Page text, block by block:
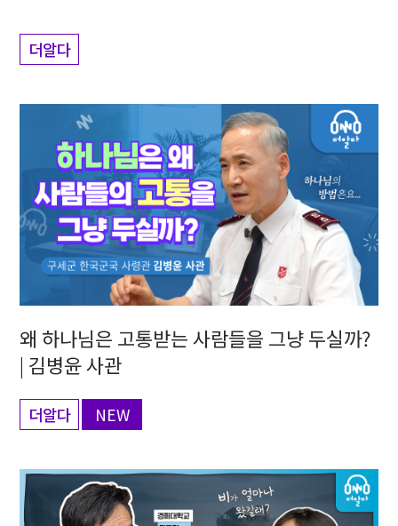
더알다
왜 하나님은 고통받는 사람들을 그냥 두실까?
| 김병윤 사관
더알다 NEW